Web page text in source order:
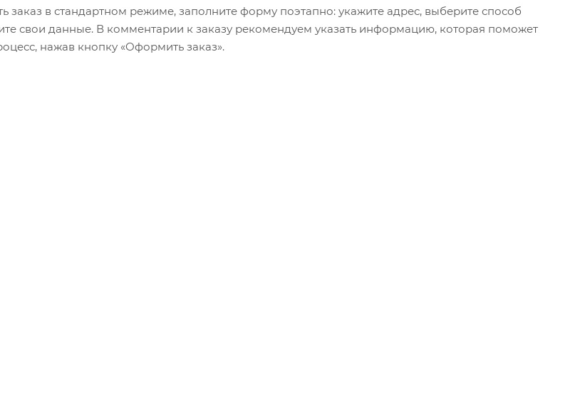
заказ в стандартном режиме, заполните форму поэтапно: укажите адрес, выберите способ
свои данные. В комментарии к заказу рекомендуем указать информацию, которая поможет
нажав кнопку «Оформить заказ».